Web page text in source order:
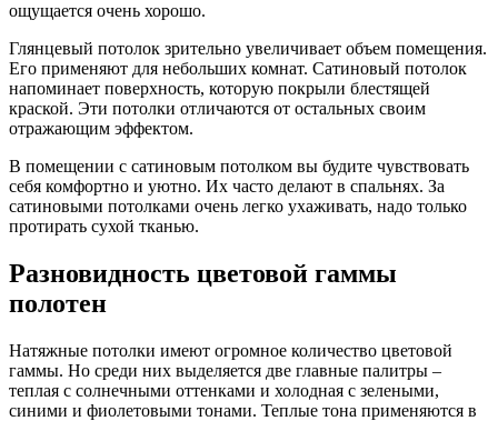
ощущается очень хорошо.
Глянцевый потолок зрительно увеличивает объем помещения.
Его применяют для небольших комнат. Сатиновый потолок
напоминает поверхность, которую покрыли блестящей
краской. Эти потолки отличаются от остальных своим
отражающим эффектом.
В помещении с сатиновым потолком вы будите чувствовать
себя комфортно и уютно. Их часто делают в спальнях. За
сатиновыми потолками очень легко ухаживать, надо только
протирать сухой тканью.
Разновидность цветовой гаммы
полотен
Натяжные потолки имеют огромное количество цветовой
гаммы. Но среди них выделяется две главные палитры –
теплая с солнечными оттенками и холодная с зелеными,
синими и фиолетовыми тонами. Теплые тона применяются в